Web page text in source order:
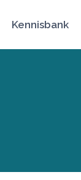
Kennisbank